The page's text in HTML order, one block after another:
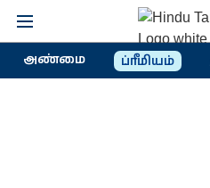
அண்மை ப்ரீமியம்